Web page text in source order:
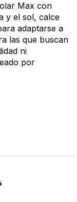
Max con
y el sol, calce
adaptarse a
las que buscan
ni
por